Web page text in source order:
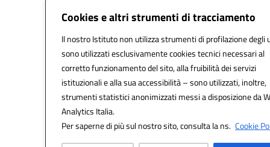
Cookies e altri strumenti di tracciamento
Il nostro Istituto non utilizza strumenti di profilazione degli
sono utilizzati esclusivamente cookies tecnici necessari al
corretto funzionamento del sito, alla fruibilità dei servizi
istituzionali e alla sua accessibilità – sono utilizzati, inoltre,
strumenti statistici anonimizzati messi a disposizione da
Analytics Italia.
Per saperne di più sul nostro sito, consulta la ns. Cookie